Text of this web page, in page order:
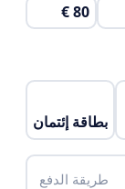
80 €
بطاقة إئتمان
طريقة الدفع